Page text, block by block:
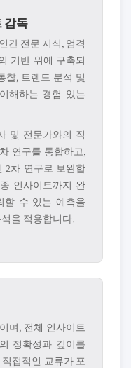
감독
간 전문 지식, 엄격
기반 위에 구축되
찰, 트렌드 분석 및
해하는 경험 있는
및 전문가와의 직
연구를 통합하고,
2차 연구로 보완합
인사이트까지 완
할 수 있는 예측을
을 적용합니다.
며, 전체 인사이트
정확성과 깊이를
접적인 교류가 포